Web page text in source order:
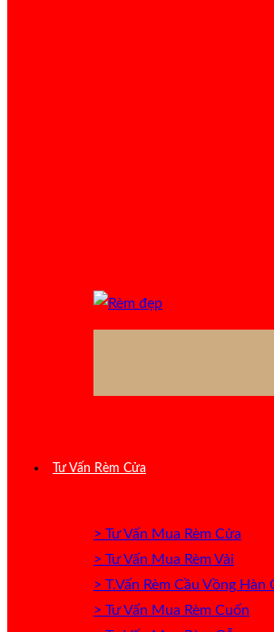
Tư Vấn Rèm Cửa
> Tư Vấn Mua Rèm Cửa
> Tư Vấn Mua Rèm Vải
> T.Vấn Rèm Cầu Vồng Hàn
> Tư Vấn Mua Rèm Cuốn